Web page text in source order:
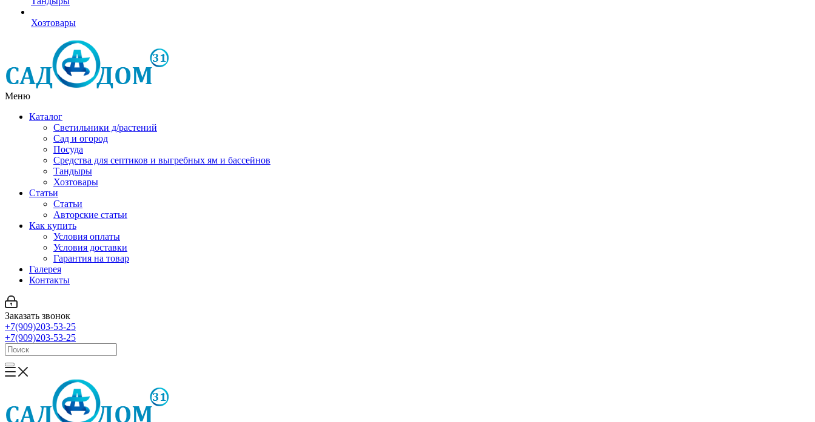
Хозтовары
Меню
Каталог
Светильники д/растений
Сад и огород
Посуда
Средства для септиков и выгребных ям и бассейнов
Тандыры
Хозтовары
Статьи
Статьи
Авторские статьи
Как купить
Условия оплаты
Условия доставки
Гарантия на товар
Галерея
Контакты
Заказать звонок
+7(909)203-53-25
+7(909)203-53-25